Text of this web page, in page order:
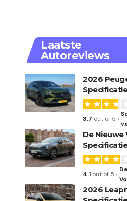
Laatste
Autoreviews
2026
3.7 out of 5
De Nieuwe
4.1 out of 5
2026